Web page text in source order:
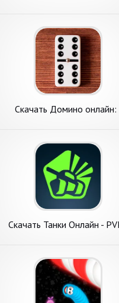
Скачать Домино онлайн:
Андроид
Скачать Танки Онлайн -